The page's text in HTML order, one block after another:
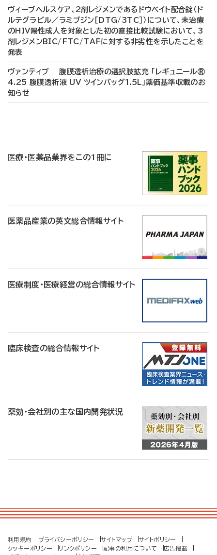
ヴィーブヘルスケア、2剤レジメンであるドウベイト配合錠（ド
ルテグラビル／ラミブジン［DTG/3TC］）について、未治療
のHIV陽性成人を対象とした初の直接比較試験において、3
剤レジメンBIC/FTC/TAFに対する非劣性を示したことを
発表
ヴァンティブ 腹膜透析治療の選択肢拡充 「レギュニール®
4.25 腹膜透析液 UV ツインバッグ1.5L」薬価基準収載のお
知らせ
医療・医薬品業界をこの1冊に
医薬品産業の英文総合情報サイト
医療制度・医療経営の総合情報サイト
臨床検査の総合情報サイト
薬効・会社別の主な国内開発状況
利用規約 プライバシーポリシー サイトマップ
サイトポリシー
クッキーポリシー
リンクポリシー 記事の利用について
広告掲載